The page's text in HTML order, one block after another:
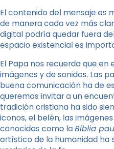
El contenido del mensaje es
de manera cada vez más
digital podría quedar fuera
espacio existencial es
El Papa nos recuerda que
imágenes y de sonidos. Las
buena comunicación ha de
queremos invitar a un
tradición cristiana ha sido
iconos, el belén, las
conocidas como laBiblia
artístico de la humanidad ha